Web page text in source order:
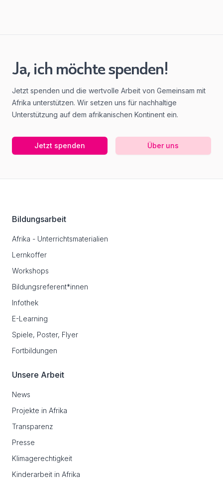
Ja, ich möchte spenden!
Jetzt spenden und die wertvolle Arbeit von Gemeinsam mit
Afrika unterstützen. Wir setzen uns für nachhaltige
Unterstützung auf dem afrikanischen Kontinent ein.
Jetzt spenden Über uns
Bildungsarbeit
Afrika - Unterrichtsmaterialien
Lernkoffer
Workshops
Bildungsreferent*innen
Infothek
E-Learning
Spiele, Poster, Flyer
Fortbildungen
Unsere Arbeit
News
Projekte in Afrika
Transparenz
Presse
Klimagerechtigkeit
Kinderarbeit in Afrika